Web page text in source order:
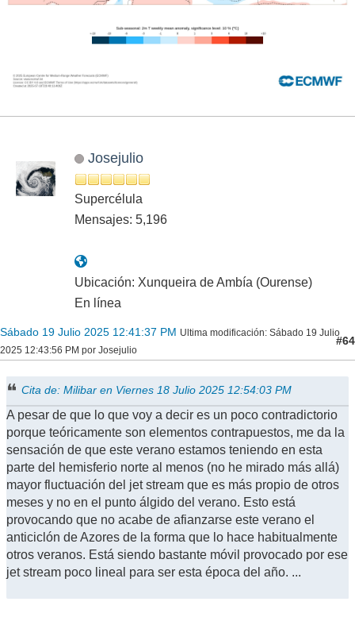
Josejulio
Supercélula
Mensajes: 5,196
Ubicación: Xunqueira de Ambía (Ourense)
En línea
Sábado 19 Julio 2025 12:41:37 PM Ultima modificación: Sábado 19 Julio
2025 12:43:56 PM por Josejulio
#64
Cita de: Milibar en Viernes 18 Julio 2025 12:54:03 PM
A pesar de que lo que voy a decir es un poco contradictorio
porque teóricamente son elementos contrapuestos, me da la
sensación de que este verano estamos teniendo en esta
parte del hemisferio norte al menos (no he mirado más allá)
mayor fluctuación del jet stream que es más propio de otros
meses y no en el punto álgido del verano. Esto está
provocando que no acabe de afianzarse este verano el
anticiclón de Azores de la forma que lo hace habitualmente
otros veranos. Está siendo bastante móvil provocado por ese
jet stream poco lineal para ser esta época del año. ...